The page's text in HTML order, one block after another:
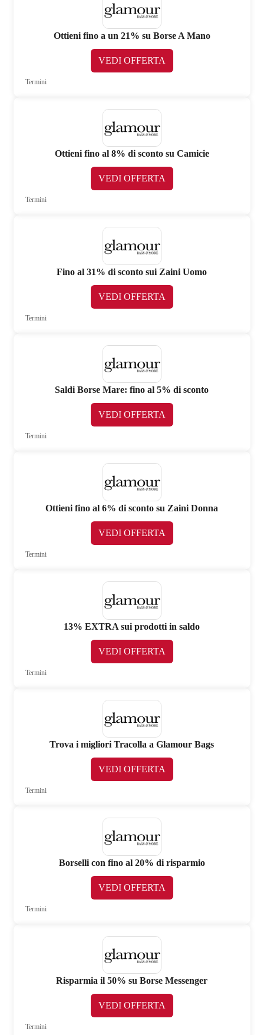
Ottieni fino a un 21% su Borse A Mano
VEDI OFFERTA
Termini
Ottieni fino al 8% di sconto su Camicie
VEDI OFFERTA
Termini
Fino al 31% di sconto sui Zaini Uomo
VEDI OFFERTA
Termini
Saldi Borse Mare: fino al 5% di sconto
VEDI OFFERTA
Termini
Ottieni fino al 6% di sconto su Zaini Donna
VEDI OFFERTA
Termini
13% EXTRA sui prodotti in saldo
VEDI OFFERTA
Termini
Trova i migliori Tracolla a Glamour Bags
VEDI OFFERTA
Termini
Borselli con fino al 20% di risparmio
VEDI OFFERTA
Termini
Risparmia il 50% su Borse Messenger
VEDI OFFERTA
Termini